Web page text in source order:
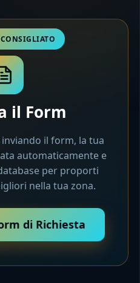
il Form
il form, la tua
automaticamente e
per proporti
nella tua zona.
di Richiesta